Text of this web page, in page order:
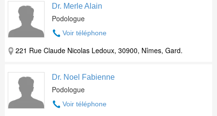
Dr. Merle Alain
Podologue
Voir téléphone
221 Rue Claude Nicolas Ledoux, 30900, Nîmes, Gard.
Dr. Noel Fabienne
Podologue
Voir téléphone